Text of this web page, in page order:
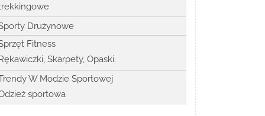
Drużynowe
Fitness
Skarpety, Opaski.
W Modzie Sportowej
sportowa